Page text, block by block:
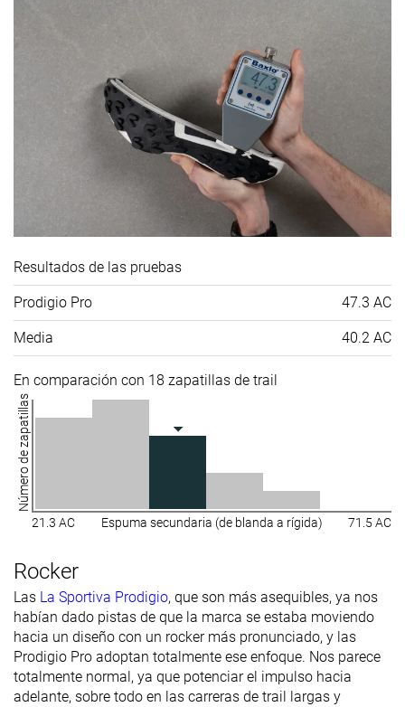
Resultados de las pruebas
Prodigio Pro 47.3 AC
Media 40.2 AC
En comparación con 18 zapatillas de trail
Número de zapatillas
21.3 AC Espuma secundaria (de blanda a rígida) 71.5 AC
Rocker
Las La Sportiva Prodigio, que son más asequibles, ya nos
habían dado pistas de que la marca se estaba moviendo
hacia un diseño con un rocker más pronunciado, y las
Prodigio Pro adoptan totalmente ese enfoque. Nos parece
totalmente normal, ya que potenciar el impulso hacia
adelante, sobre todo en las carreras de trail largas y